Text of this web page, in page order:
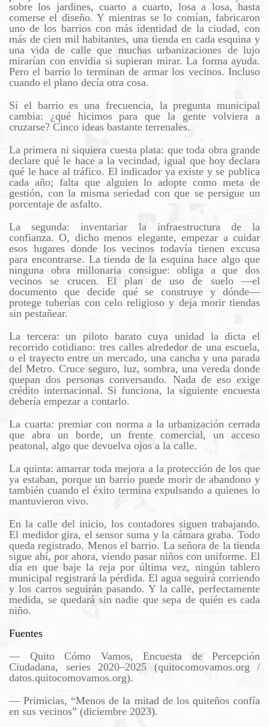
sobre los jardines, cuarto a cuarto, losa a losa, hasta
comerse el diseño. Y mientras se lo comían, fabricaron
uno de los barrios con más identidad de la ciudad, con
más de cien mil habitantes, una tienda en cada esquina y
una vida de calle que muchas urbanizaciones de lujo
mirarían con envidia si supieran mirar. La forma ayuda.
Pero el barrio lo terminan de armar los vecinos. Incluso
cuando el plano decía otra cosa.
Si el barrio es una frecuencia, la pregunta municipal
cambia: ¿qué hicimos para que la gente volviera a
cruzarse? Cinco ideas bastante terrenales.
La primera ni siquiera cuesta plata: que toda obra grande
declare qué le hace a la vecindad, igual que hoy declara
qué le hace al tráfico. El indicador ya existe y se publica
cada año; falta que alguien lo adopte como meta de
gestión, con la misma seriedad con que se persigue un
porcentaje de asfalto.
La segunda: inventariar la infraestructura de la
confianza. O, dicho menos elegante, empezar a cuidar
esos lugares donde los vecinos todavía tienen excusa
para encontrarse. La tienda de la esquina hace algo que
ninguna obra millonaria consigue: obliga a que dos
vecinos se crucen. El plan de uso de suelo —el
documento que decide qué se construye y dónde—
protege tuberías con celo religioso y deja morir tiendas
sin pestañear.
La tercera: un piloto barato cuya unidad la dicta el
recorrido cotidiano: tres calles alrededor de una escuela,
o el trayecto entre un mercado, una cancha y una parada
del Metro. Cruce seguro, luz, sombra, una vereda donde
quepan dos personas conversando. Nada de eso exige
crédito internacional. Si funciona, la siguiente encuesta
debería empezar a contarlo.
La cuarta: premiar con norma a la urbanización cerrada
que abra un borde, un frente comercial, un acceso
peatonal, algo que devuelva ojos a la calle.
La quinta: amarrar toda mejora a la protección de los que
ya estaban, porque un barrio puede morir de abandono y
también cuando el éxito termina expulsando a quienes lo
mantuvieron vivo.
En la calle del inicio, los contadores siguen trabajando.
El medidor gira, el sensor suma y la cámara graba. Todo
queda registrado. Menos el barrio. La señora de la tienda
sigue ahí, por ahora, viendo pasar niños con uniforme. El
día en que baje la reja por última vez, ningún tablero
municipal registrará la pérdida. El agua seguirá corriendo
y los carros seguirán pasando. Y la calle, perfectamente
medida, se quedará sin nadie que sepa de quién es cada
niño.
Fuentes
— Quito Cómo Vamos, Encuesta de Percepción
Ciudadana, series 2020–2025 (quitocomovamos.org /
datos.quitocomovamos.org).
— Primicias, “Menos de la mitad de los quiteños confía
en sus vecinos” (diciembre 2023).